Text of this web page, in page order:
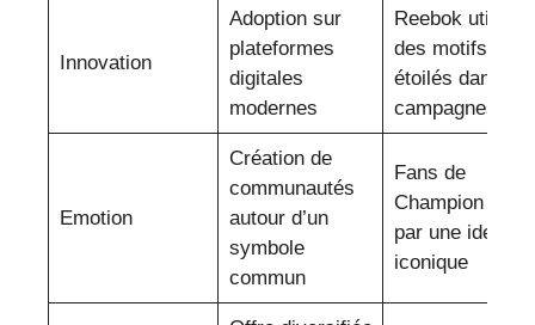
Innovation
Adoption sur
plateformes
digitales
modernes
Reebok utilise
des motifs
étoilés dans
campagnes AR
Emotion
Création de
communautés
autour d’un
symbole
commun
Fans de
Champion
par une identité
iconique